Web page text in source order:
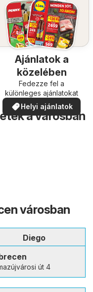
Ajánlatok a
közelében
Fedezze fel a
különleges ajánlatokat
Helyi ajánlatok
a városban
városban
Diego
út 4